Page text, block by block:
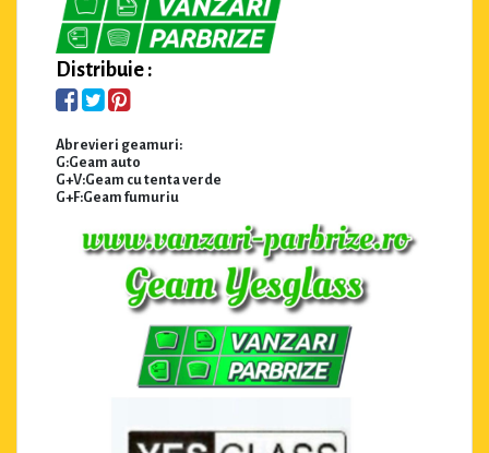
Distribuie :
Abrevieri geamuri:
G:Geam auto
G+V:Geam cu tenta verde
G+F:Geam fumuriu